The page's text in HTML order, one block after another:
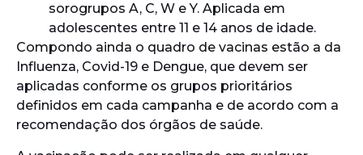
sorogrupos A, C, W e Y. Aplicada em
adolescentes entre 11 e 14 anos de idade.
Compondo ainda o quadro de vacinas estão a da
Influenza, Covid-19 e Dengue, que devem ser
aplicadas conforme os grupos prioritários
definidos em cada campanha e de acordo com a
recomendação dos órgãos de saúde.